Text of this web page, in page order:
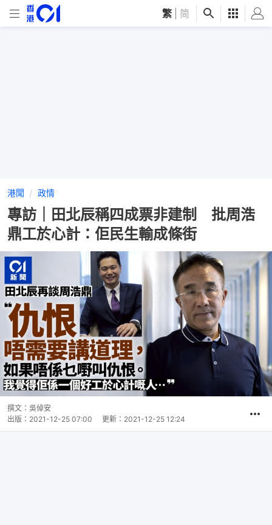
繁 简
港聞 政情
專訪｜田北辰稱四成票非建制 批周浩
鼎工於心計：佢民生輸成條街
撰文： 吳倬安
出版： 2021-12-25 07:00 更新： 2021-12-25 12:24